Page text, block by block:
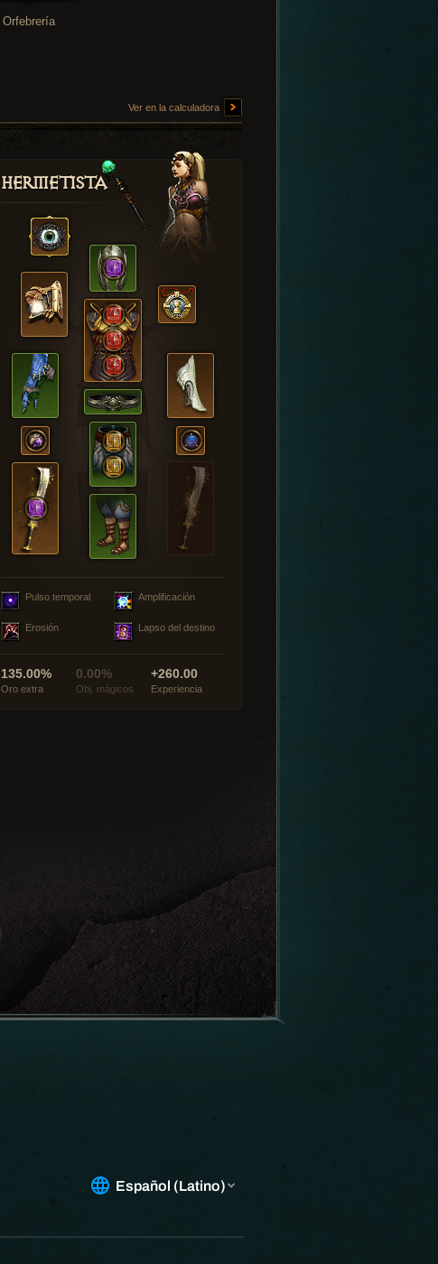
Orfebrería
Ver en la calculadora
Hermetista
Pulso temporal Amplificación
Erosión Lapso del destino
135.00%
Oro extra
0.00%
Obj. mágicos
+260.00
Experiencia